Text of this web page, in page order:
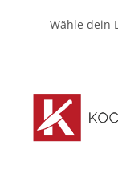
Wähle dein